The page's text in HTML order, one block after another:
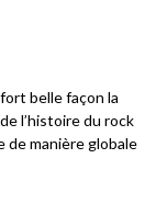
belle façon la
l’histoire du rock
de manière globale